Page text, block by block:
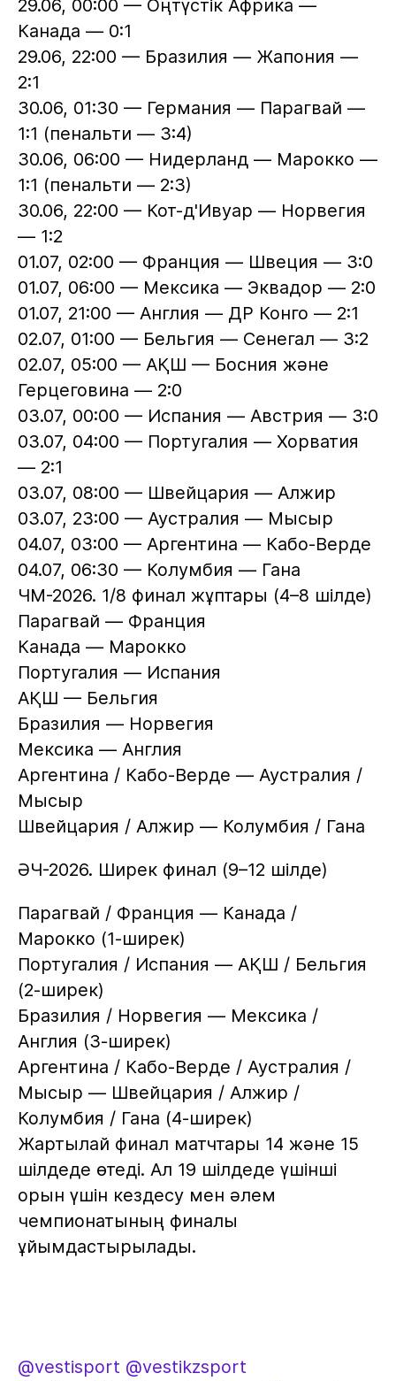
29.06, 00:00 — Оңтүстік Африка —
Канада — 0:1
29.06, 22:00 — Бразилия — Жапония —
2:1
30.06, 01:30 — Германия — Парагвай —
1:1 (пенальти — 3:4)
30.06, 06:00 — Нидерланд — Марокко —
1:1 (пенальти — 2:3)
30.06, 22:00 — Кот-д'Ивуар — Норвегия
— 1:2
01.07, 02:00 — Франция — Швеция — 3:0
01.07, 06:00 — Мексика — Эквадор — 2:0
01.07, 21:00 — Англия — ДР Конго — 2:1
02.07, 01:00 — Бельгия — Сенегал — 3:2
02.07, 05:00 — АҚШ — Босния және
Герцеговина — 2:0
03.07, 00:00 — Испания — Австрия — 3:0
03.07, 04:00 — Португалия — Хорватия
— 2:1
03.07, 08:00 — Швейцария — Алжир
03.07, 23:00 — Аустралия — Мысыр
04.07, 03:00 — Аргентина — Кабо-Верде
04.07, 06:30 — Колумбия — Гана
ЧМ-2026. 1/8 финал жұптары (4–8 шілде)
Парагвай — Франция
Канада — Марокко
Португалия — Испания
АҚШ — Бельгия
Бразилия — Норвегия
Мексика — Англия
Аргентина / Кабо-Верде — Аустралия /
Мысыр
Швейцария / Алжир — Колумбия / Гана
ӘЧ-2026. Ширек финал (9–12 шілде)
Парагвай / Франция — Канада /
Марокко (1-ширек)
Португалия / Испания — АҚШ / Бельгия
(2-ширек)
Бразилия / Норвегия — Мексика /
Англия (3-ширек)
Аргентина / Кабо-Верде / Аустралия /
Мысыр — Швейцария / Алжир /
Колумбия / Гана (4-ширек)
Жартылай финал матчтары 14 және 15
шілдеде өтеді. Ал 19 шілдеде үшінші
орын үшін кездесу мен әлем
чемпионатының финалы
ұйымдастырылады.
@vestisport @vestikzsport